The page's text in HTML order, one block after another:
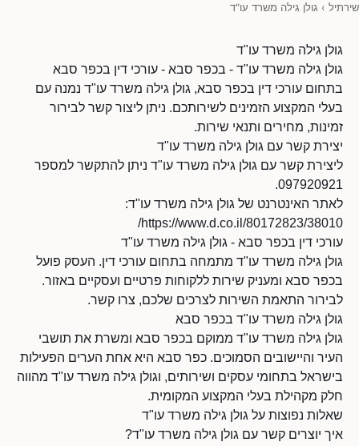
שירתיל › גולן גילה משרד עו"ד
גולן גילה משרד עו"ד
גולן גילה משרד עו"ד - בכפר סבא - עורכי דין בכפר סבא
בתחום עורכי דין בכפר סבא, גולן גילה משרד עו"ד נמנה עם
בעלי המקצוע הזמינים לשירותכם. ניתן ליצור קשר לבירור
זמינות, מחירים ותנאי שירות.
יצירת קשר עם גולן גילה משרד עו"ד
ליצירת קשר עם גולן גילה משרד עו"ד ניתן להתקשר למספר
097920921.
לאתר האינטרנט של גולן גילה משרד עו"ד:
https://www.d.co.il/80172823/38010/
עורכי דין בכפר סבא - גולן גילה משרד עו"ד
גולן גילה משרד עו"ד מתמחה בתחום עורכי דין. העסק פועל
בכפר סבא ומעניק שירות ללקוחות פרטיים ועסקיים באזור.
לבירור התאמת השירות לצרכים שלכם, צרו קשר.
גולן גילה משרד עו"ד בכפר סבא
גולן גילה משרד עו"ד ממוקם בכפר סבא ומשרת את תושבי
העיר והיישובים הסמוכים. כפר סבא היא אחת הערים הפעילות
בישראל בתחומי עסקים ושירותים, וגולן גילה משרד עו"ד מהווה
חלק מקהילת בעלי המקצוע המקומית.
שאלות נפוצות על גולן גילה משרד עו"ד
איך יוצרים קשר עם גולן גילה משרד עו"ד?